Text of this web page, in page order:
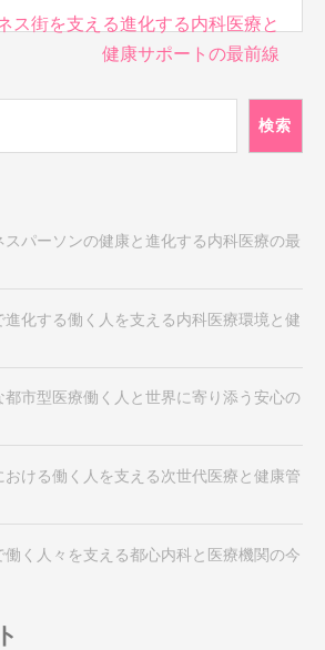
ス街を支える進化する内科医療と
健康サポートの最前線
検索
パーソンの健康と進化する内科医療の最
化する働く人を支える内科医療環境と健
市型医療働く人と世界に寄り添う安心の
ける働く人を支える次世代医療と健康管
く人々を支える都心内科と医療機関の今